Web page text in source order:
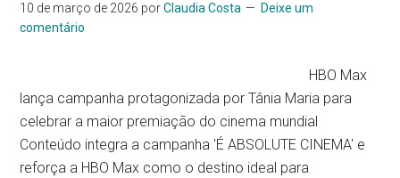
10 de março de 2026 porClaudia Costa
Deixe um
comentário
HBO Max
lança campanha protagonizada por Tânia Maria para
celebrar a maior premiação do cinema mundial
Conteúdo integra a campanha 'É ABSOLUTE CINEMA' e
reforça a HBO Max como o destino ideal para